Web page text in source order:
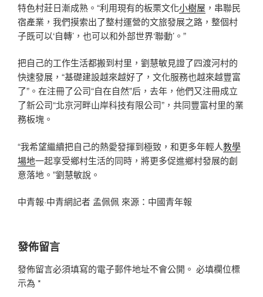
特色村莊日漸成熟。“利用現有的板栗文化小樹屋 ，串聯民
宿產業，我們摸索出了整村運營的文旅發展之路，整個村
子既可以‘自轉’，也可以和外部世界‘聯動’。”
把自己的工作生活都搬到村里，劉慧敏見證了四渡河村的
快速發展，“基礎建設越來越好了，文化服務也越來越豐富
了”。在注冊了公司“自在自然”后，去年，他們又注冊成立
了新公司“北京河畔山岸科技有限公司”，共同豐富村里的業
務板塊。
“我希望繼續把自己的熱愛發揮到極致，和更多年輕人教學
場地一起享受鄉村生活的同時，將更多促進鄉村發展的創
意落地。”劉慧敏說。
中青報·中青網記者 孟佩佩 來源：中國青年報
發佈留言
發佈留言必須填寫的電子郵件地址不會公開。 必填欄位標
示為 *